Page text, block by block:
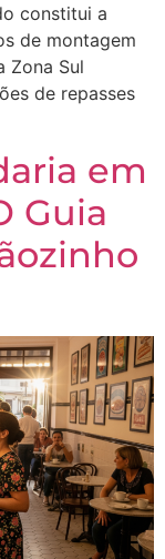
constitui a
de montagem
Zona Sul
de repasses
em
Guia